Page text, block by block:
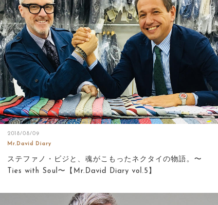
2018/08/09
Mr.David Diary
ステファノ・ビジと、魂がこもったネクタイの物語。〜
Ties with Soul〜【Mr.David Diary vol.5】